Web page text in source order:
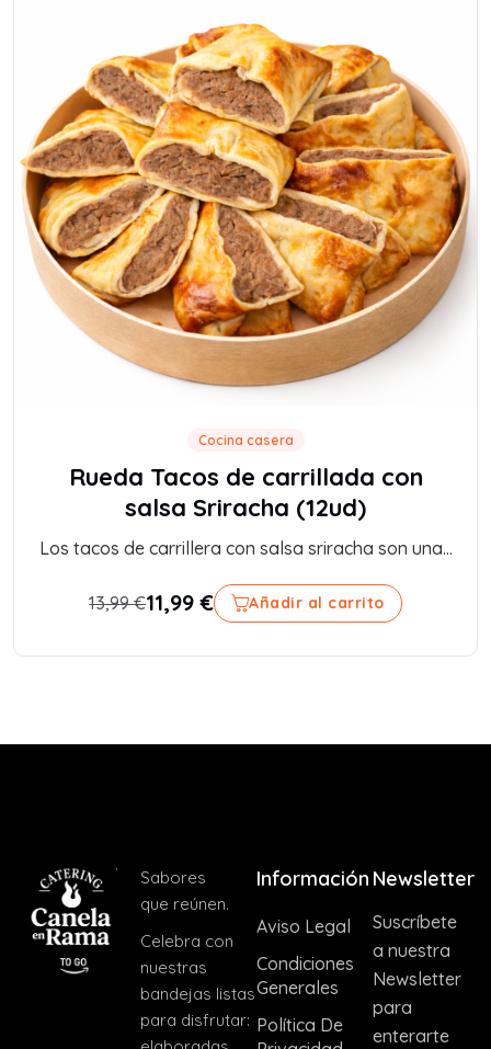
Rueda Tacos de carrillada con
salsa Sriracha (12ud)
13,99 11,99 € Añadir al carrito
Sabores
que reúnen.
nuestras
bandejas listas
para disfrutar:
Información
Aviso Legal
Condiciones
Política De
Newsletter
a nuestra
para